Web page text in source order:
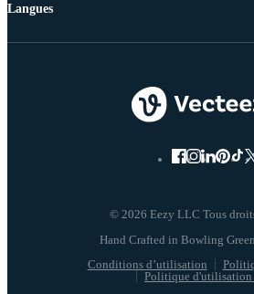
© 2026 Eezy LLC Tous
Conditions d’utilisation
Politique d'utilisation
Langues